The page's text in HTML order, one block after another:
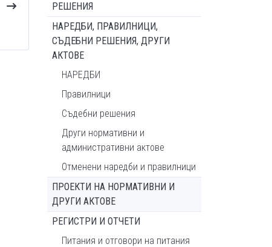
РЕШЕНИЯ
НАРЕДБИ, ПРАВИЛНИЦИ,
СЪДЕБНИ РЕШЕНИЯ, ДРУГИ
АКТОВЕ
НАРЕДБИ
Правилници
Съдебни решения
Други нормативни и
административни актове
Отменени наредби и правилници
ПРОЕКТИ НА НОРМАТИВНИ И
ДРУГИ АКТОВЕ
РЕГИСТРИ И ОТЧЕТИ
Питания и отговори на питания